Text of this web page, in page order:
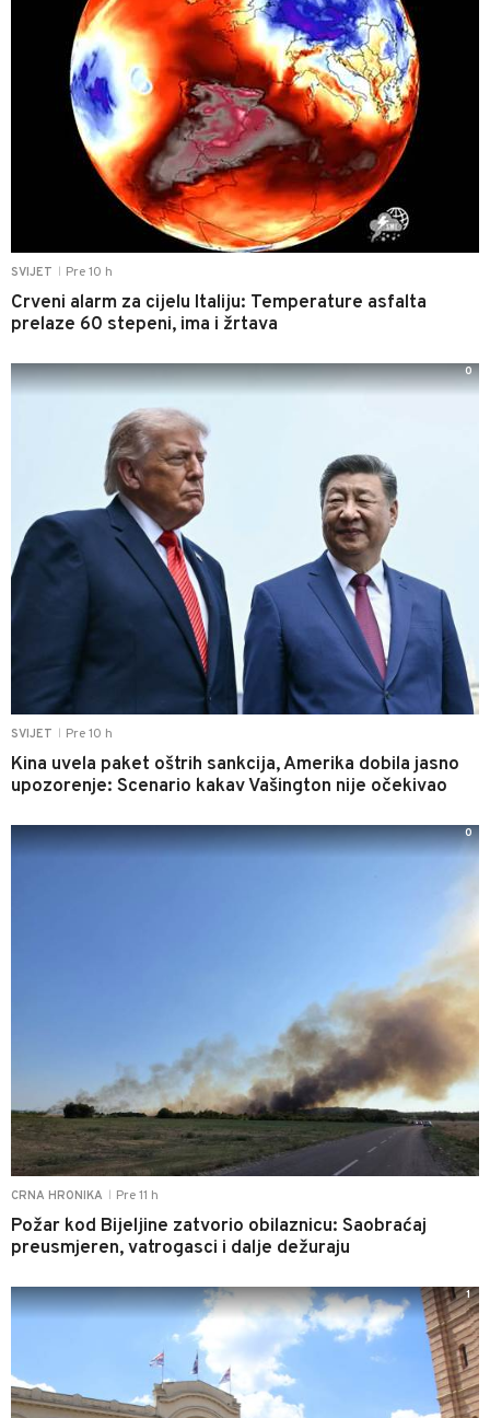
SVIJET Pre 10 h
Crveni alarm za cijelu Italiju: Temperature asfalta
prelaze 60 stepeni, ima i žrtava
SVIJET Pre 10 h
Kina uvela paket oštrih sankcija, Amerika dobila jasno
upozorenje: Scenario kakav Vašington nije očekivao
0
CRNA HRONIKA Pre 11 h
Požar kod Bijeljine zatvorio obilaznicu: Saobraćaj
preusmjeren, vatrogasci i dalje dežuraju
0
1